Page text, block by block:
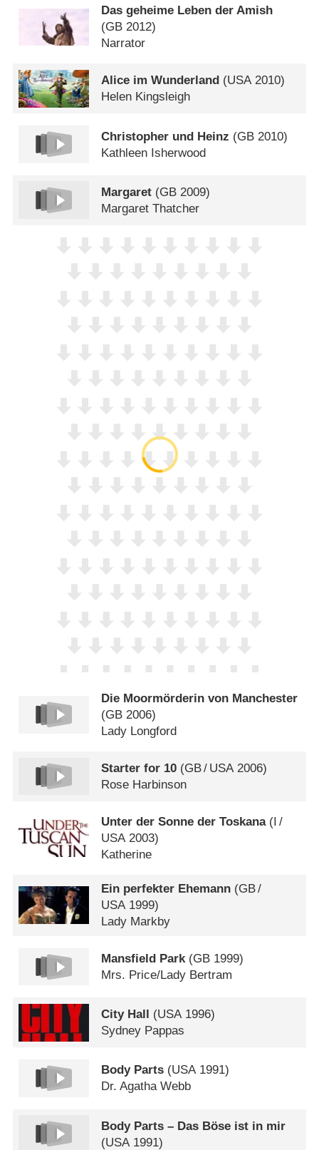
Das geheime Leben der Amish
(GB 2012)
Narrator
Alice im Wunderland (USA2010)
Helen Kingsleigh
Christopher und Heinz (GB 2010)
Kathleen Isherwood
Margaret (GB 2009)
Margaret Thatcher
Die Moormörderin von Manchester
(GB 2006)
Lady Longford
Starter for 10 (GB/ USA2006)
Rose Harbinson
Unter der Sonne der Toskana(I /
USA 2003)
Katherine
Ein perfekter Ehemann (GB/
USA1999)
Lady Markby
Mansfield Park(GB 1999)
Mrs. Price/​Lady Bertram
City Hall (USA1996)
Sydney Pappas
Body Parts (USA1991)
Dr. Agatha Webb
Body Parts – Das Böse ist in mir
(USA 1991)